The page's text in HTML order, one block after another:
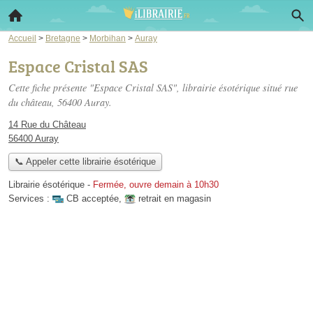
Accueil > Bretagne > Morbihan > Auray
Espace Cristal SAS
Cette fiche présente "Espace Cristal SAS", librairie ésotérique situé rue
du château, 56400 Auray.
14 Rue du Château
56400 Auray
📞 Appeler cette librairie ésotérique
Librairie ésotérique - Fermée, ouvre demain à 10h30
Services :
CB acceptée, retrait en magasin